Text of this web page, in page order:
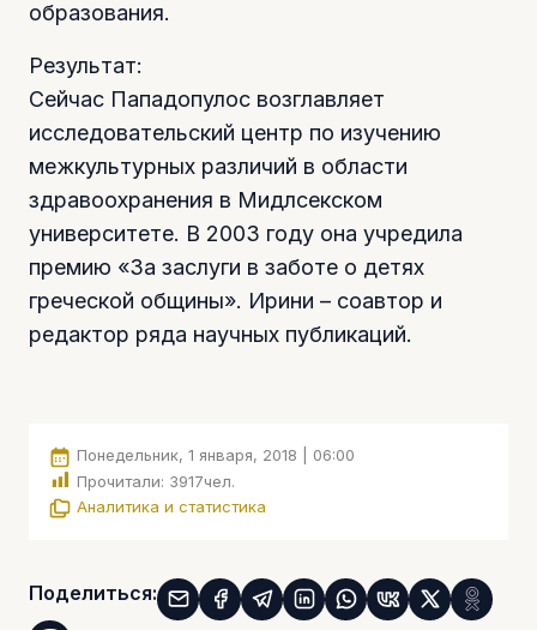
образования.
Результат:
Сейчас Пападопулос возглавляет
исследовательский центр по изучению
межкультурных различий в области
здравоохранения в Мидлсекском
университете. В 2003 году она учредила
премию «За заслуги в заботе о детях
греческой общины». Ирини – соавтор и
редактор ряда научных публикаций.
Понедельник, 1 января, 2018 | 06:00
Прочитали: 3917чел.
Аналитика и статистика
Поделиться: